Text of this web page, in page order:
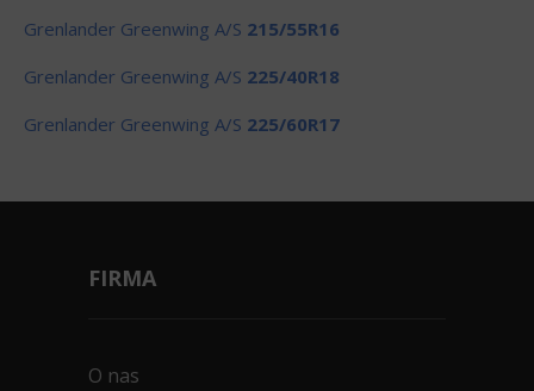
Grenlander Greenwing A/S 215/55R16
Grenlander Greenwing A/S 225/40R18
Grenlander Greenwing A/S 225/60R17
FIRMA
O nas